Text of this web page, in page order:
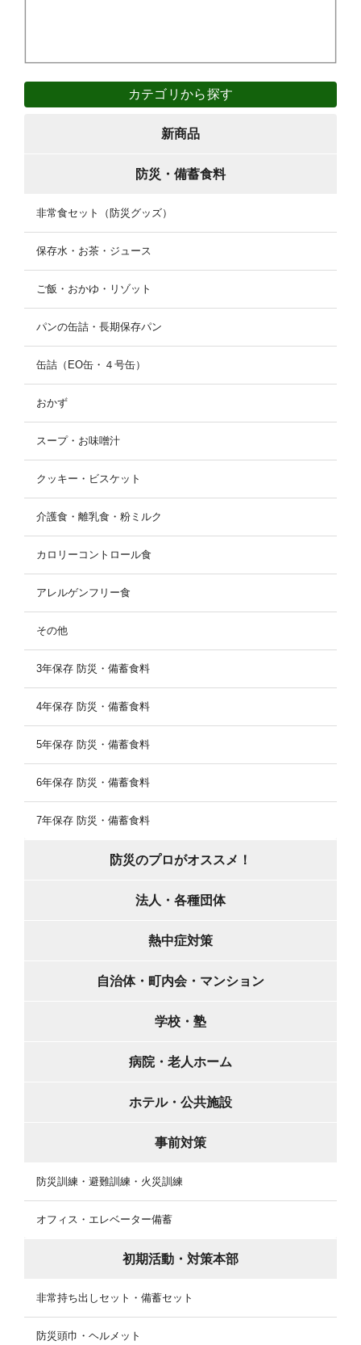
カテゴリから探す
新商品
防災・備蓄食料
非常食セット（防災グッズ）
保存水・お茶・ジュース
ご飯・おかゆ・リゾット
パンの缶詰・長期保存パン
缶詰（EO缶・４号缶）
おかず
スープ・お味噌汁
クッキー・ビスケット
介護食・離乳食・粉ミルク
カロリーコントロール食
アレルゲンフリー食
その他
3年保存 防災・備蓄食料
4年保存 防災・備蓄食料
5年保存 防災・備蓄食料
6年保存 防災・備蓄食料
7年保存 防災・備蓄食料
防災のプロがオススメ！
法人・各種団体
熱中症対策
自治体・町内会・マンション
学校・塾
病院・老人ホーム
ホテル・公共施設
事前対策
防災訓練・避難訓練・火災訓練
オフィス・エレベーター備蓄
初期活動・対策本部
非常持ち出しセット・備蓄セット
防災頭巾・ヘルメット